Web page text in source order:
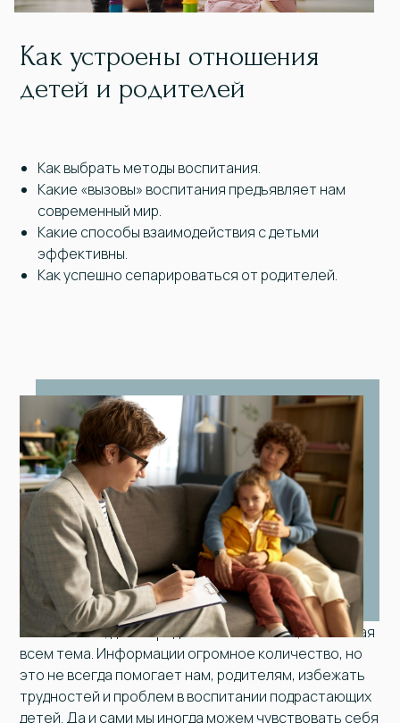
Как выбрать методы воспитания.
Какие «вызовы» воспитания предъявляет нам
современный мир.
Какие способы взаимодействия с детьми
эффективны.
Как успешно сепарироваться от родителей.
Как устроены отношения
детей и родителей
Казалось бы, дети и родители – «вечная», известная
всем тема. Информации огромное количество, но
это не всегда помогает нам, родителям, избежать
трудностей и проблем в воспитании подрастающих
детей. Да и сами мы иногда можем чувствовать себя